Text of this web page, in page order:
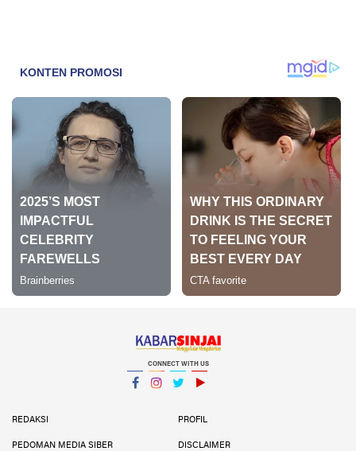
CONNECT WITH US
REDAKSI
PROFIL
PEDOMAN MEDIA SIBER DISCLAIMER